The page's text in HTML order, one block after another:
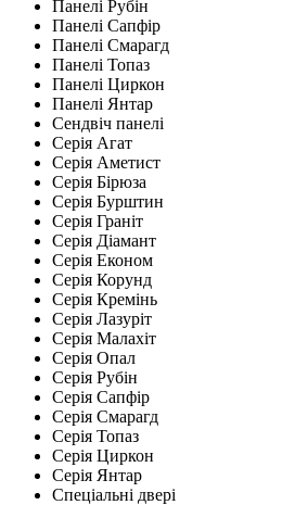
Панелі Рубін
Панелі Сапфір
Панелі Смарагд
Панелі Топаз
Панелі Циркон
Панелі Янтар
Сендвіч панелі
Серія Агат
Серія Аметист
Серія Бірюза
Серія Бурштин
Серія Граніт
Серія Діамант
Серія Економ
Серія Корунд
Серія Кремінь
Серія Лазуріт
Серія Малахіт
Серія Опал
Серія Рубін
Серія Сапфір
Серія Смарагд
Серія Топаз
Серія Циркон
Серія Янтар
Спеціальні двері